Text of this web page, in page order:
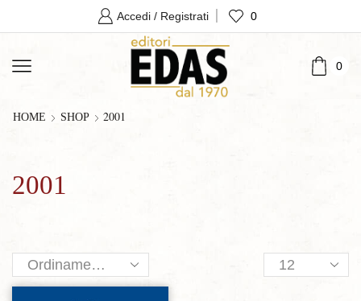
Accedi / Registrati 0
0
HOME SHOP 2001
2001
Products